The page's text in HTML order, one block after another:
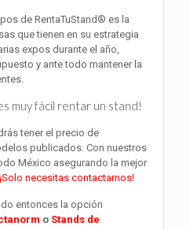
de RentaTuStand® es la
que tienen en su estrategia
expos durante el año,
y ante todo mantener la
muy fácil rentar un stand!
tener el precio de
publicados. Con nuestros
México asegurando la mejor
¡Solo necesitas contactarnos!
entonces la opción
o Stands de